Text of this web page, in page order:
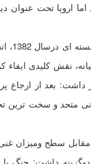
اروپا تحت عنوان
وی
نقش کلیدی
متحد و سخت ترین
سطح ومیزان